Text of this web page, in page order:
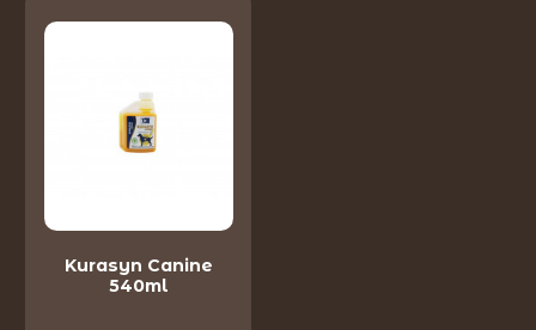
Kurasyn Canine
540ml